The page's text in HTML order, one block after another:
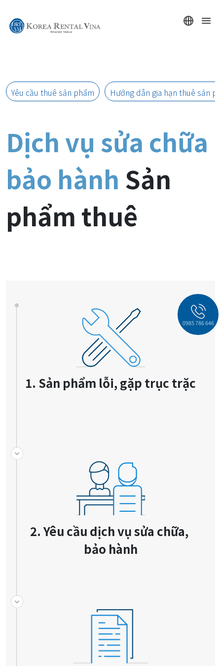
sản phẩm thuê
Yêu cầu thuê sản phẩm Hướng dẫn gia hạn thuê sản
Dịch vụ sửa chữa
bảo hành Sản
phẩm thuê
1. Sản phẩm lỗi, gặp trục trặc
2. Yêu cầu dịch vụ sửa chữa,
bảo hành
0985 786 646